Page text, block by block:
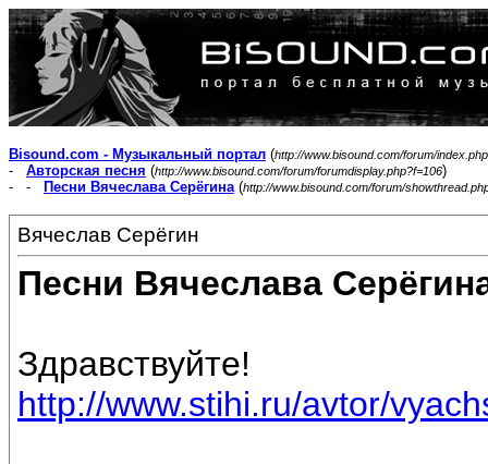
Bisound.com - Музыкальный портал (http://www.bisound.com/forum/index.php
- Авторская песня (http://www.bisound.com/forum/forumdisplay.php?f=106)
- -
Песни Вячеслава Серёгина(http://www.bisound.com/forum/
Вячеслав Серёгин
Песни Вячеслава
Здравствуйте!
http://www.stihi.ru/avtor/